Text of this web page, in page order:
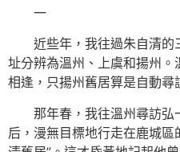
一
近些年，我往過朱自清
址分辨為溫州、上虞和揚州
相逢，只揚州舊居算是自動尋
那年春，我往溫州尋訪
后，漫無目標地行走在鹿城區